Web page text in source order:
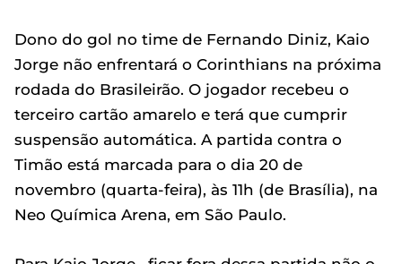
Dono do gol no time de Fernando Diniz, Kaio
Jorge não enfrentará o Corinthians na próxima
rodada do Brasileirão. O jogador recebeu o
terceiro cartão amarelo e terá que cumprir
suspensão automática. A partida contra o
Timão está marcada para o dia 20 de
novembro (quarta-feira), às 11h (de Brasília), na
Neo Química Arena, em São Paulo.